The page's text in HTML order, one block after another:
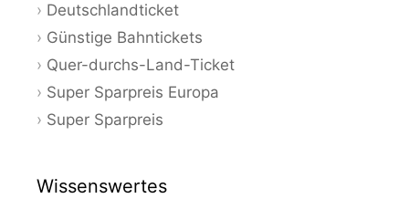
Deutschlandticket
Günstige Bahntickets
Quer-durchs-Land-Ticket
Super Sparpreis Europa
Super Sparpreis
Wissenswertes